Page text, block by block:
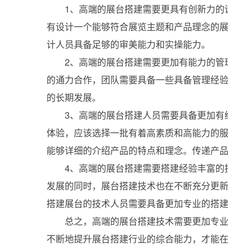
1、高端的展台搭建需要更具有创新力的
有设计一个能够符合展览主题和产品理念的
计人员具备足够的审美能力和实操能力。
2、高端的展台搭建需要更加有能力的管
的通力合作，团队需要具备一些具备管理经
的长期发展。
3、高端的展台搭建人员需要具备更加有
体验，应该选择一批有着高素质和高能力的
能够详细的介绍产品的特点和理念。传递产
4、高端的展台搭建需要搭建经验丰富的
发展的同时，展台搭建技术也在不断充分更
搭建展台的技术人员需要具备更加专业的搭
总之，高端的展台搭建技术需要更加专业
不断地提升展台搭建行业的综合能力，才能